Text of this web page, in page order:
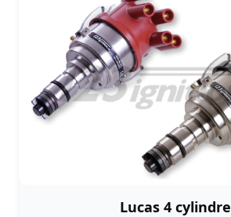
Lucas 4 cylindre